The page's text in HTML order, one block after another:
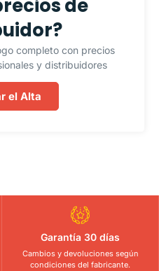
de
completo con precios
y distribuidores
el Alta
Garantía 30 días
Cambios y devoluciones según
condiciones del fabricante.